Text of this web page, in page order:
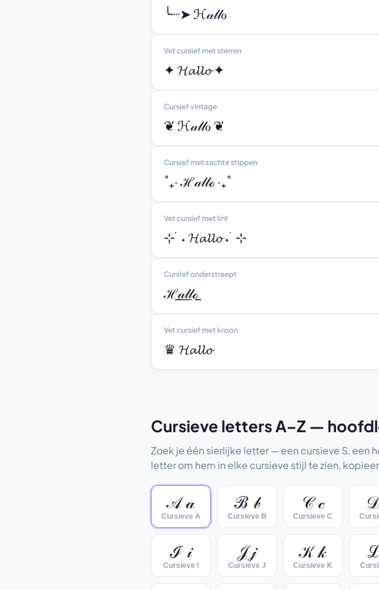
╰┈➤ ℋ𝒶𝓁𝓁ℴ
Vet cursief met sterren
✦ 𝓗𝓪𝓵𝓵𝓸 ✦
Cursief vintage
❦ ℋ𝒶𝓁𝓁ℴ ❦
Cursief met zachte stippen
˚₊· ℋ𝒶𝓁𝓁ℴ ·₊˚
Vet cursief met lint
⊹ ࣪ ˖ 𝓗𝓪𝓵𝓵𝓸 ˖ ࣪ ⊹
Cursief onderstreept
ℋ̲𝒶̲𝓁̲𝓁̲ℴ̲
Vet cursief met kroon
♛ 𝓗𝓪𝓵𝓵𝓸
Cursieve letters A–Z —
Zoek je één sierlijke letter — een cursieve S, een
letter om hem in elke cursieve stijl te zien,
𝒜 𝒶
Cursieve A
ℬ 𝒷
Cursieve B
𝒞 𝒸
Cursieve C
ℐ 𝒾
Cursieve I
𝒥 𝒿
Cursieve J
𝒦 𝓀
Cursieve K